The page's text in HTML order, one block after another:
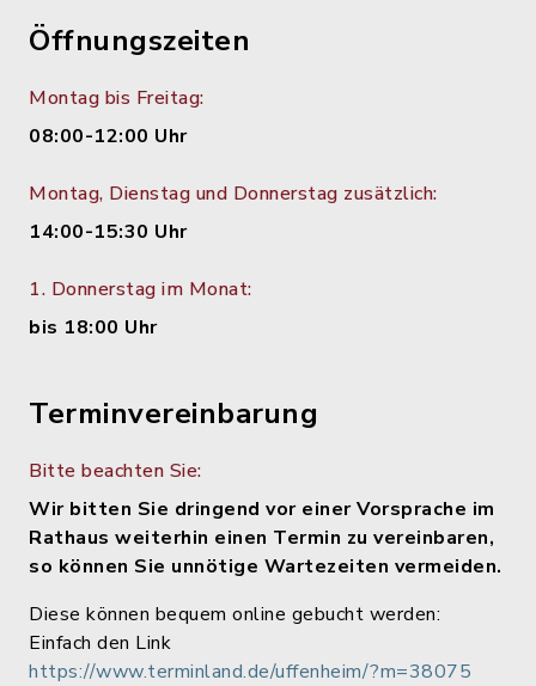
Öffnungszeiten
Montag bis Freitag:
08:00-12:00 Uhr
Montag, Dienstag und Donnerstag zusätzlich:
14:00-15:30 Uhr
1. Donnerstag im Monat:
bis 18:00 Uhr
Terminvereinbarung
Bitte beachten Sie:
Wir bitten Sie dringend vor einer Vorsprache im
Rathaus weiterhin einen Termin zu vereinbaren,
so können Sie unnötige Wartezeiten vermeiden.
Diese können bequem online gebucht werden:
Einfach den Link
https://www.terminland.de/uffenheim/?m=38075